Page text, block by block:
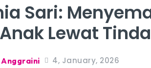
Sari:
Lewat
4, January, 2026